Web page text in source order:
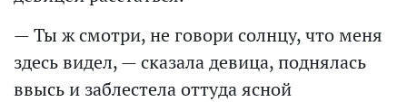
— Ты ж смотри, не говори солнцу, что меня
здесь видел, — сказала девица, поднялась
ввысь и заблестела оттуда ясной